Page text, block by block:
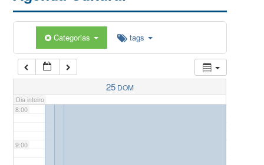
Categorias tags
25 DOM
Dia inteiro
5:00
7:00
8:00
9:00